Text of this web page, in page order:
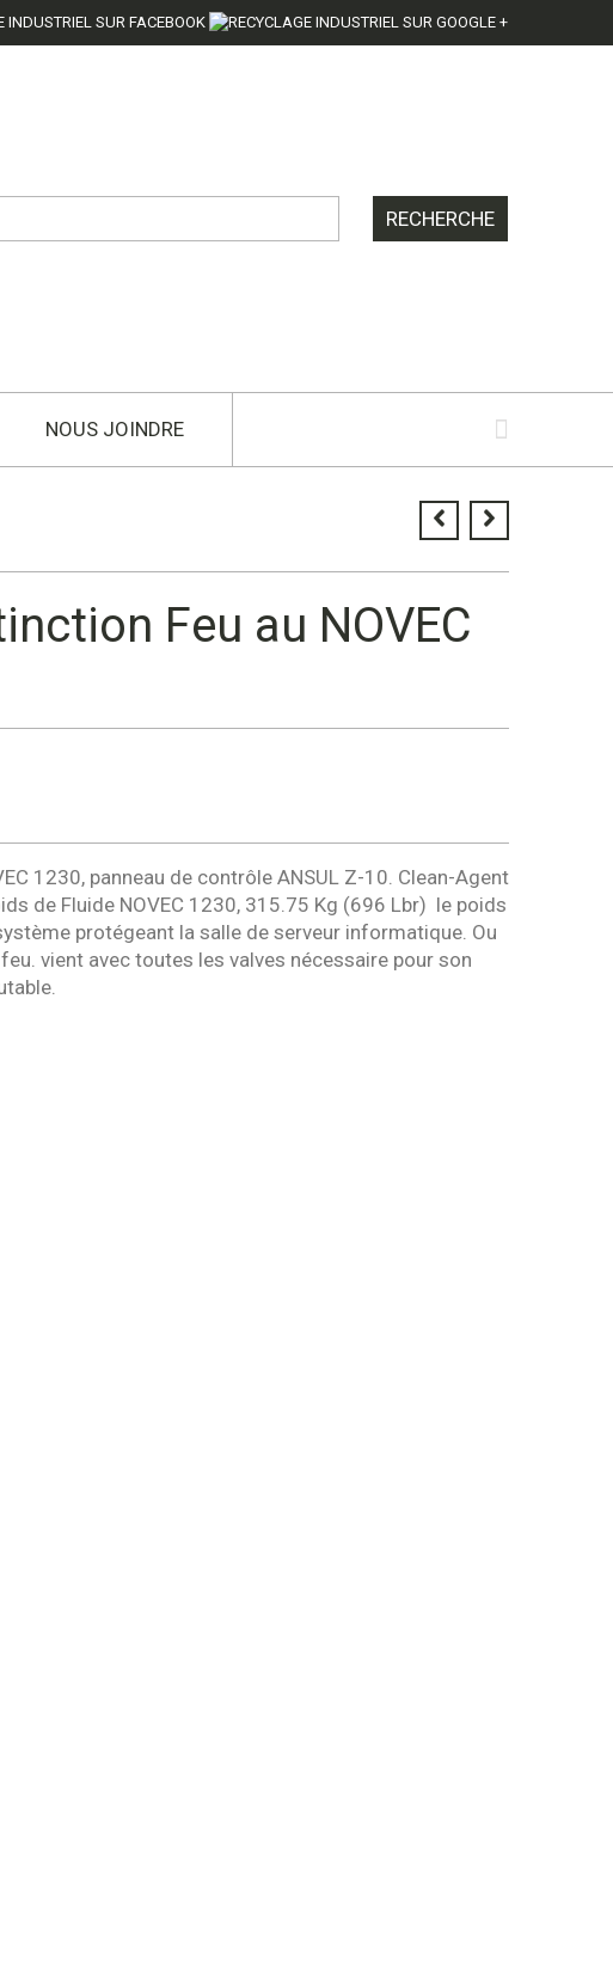
NOUS JOINDRE
Feu au NOVEC
1230, panneau de contrôle ANSUL Z-10. Clean-Agent
de Fluide NOVEC 1230, 315.75 Kg (696 Lbr) le poids
protégeant la salle de serveur informatique. Ou
vient avec toutes les valves nécessaire pour son